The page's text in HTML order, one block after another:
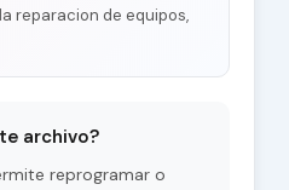
reparacion de equipos,
archivo?
reprogramar o